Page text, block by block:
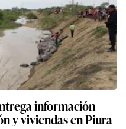
información
y viviendas en Piura